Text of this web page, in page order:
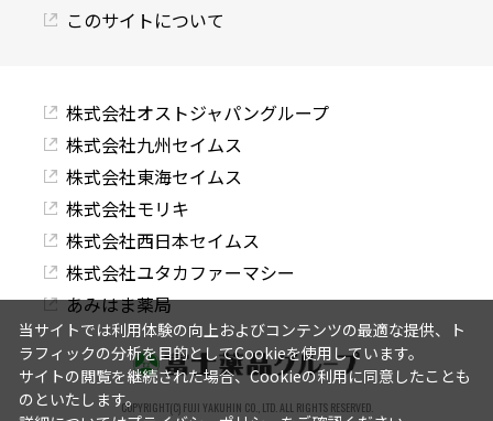
このサイトについて
株式会社オストジャパングループ
株式会社九州セイムス
株式会社東海セイムス
株式会社モリキ
株式会社西日本セイムス
株式会社ユタカファーマシー
あみはま薬局
COPYRIGHT(C) FUJI YAKUHIN CO., LTD. ALL RIGHTS RESERVED.
当サイトでは利用体験の向上およびコンテンツの最適な提供、ト
ラフィックの分析を目的としてCookieを使用しています。
サイトの閲覧を継続された場合、Cookieの利用に同意したことも
のといたします。